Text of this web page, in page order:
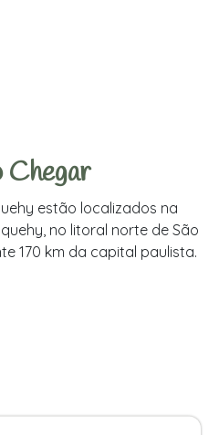
Chegar
estão localizados na
no litoral norte de São
170 km da capital paulista.